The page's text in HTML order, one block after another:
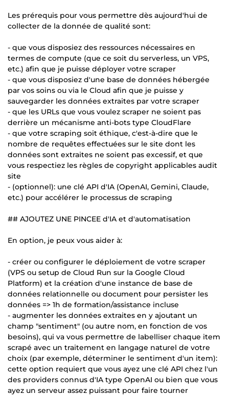
Les prérequis pour vous permettre dès aujourd'hui de
collecter de la donnée de qualité sont:
- que vous disposiez des ressources nécessaires en
termes de compute (que ce soit du serverless, un VPS,
etc.) afin que je puisse déployer votre scraper
- que vous disposiez d'une base de données hébergée
par vos soins ou via le Cloud afin que je puisse y
sauvegarder les données extraites par votre scraper
- que les URLs que vous voulez scraper ne soient pas
derrière un mécanisme anti-bots type CloudFlare
- que votre scraping soit éthique, c'est-à-dire que le
nombre de requêtes effectuées sur le site dont les
données sont extraites ne soient pas excessif, et que
vous respectiez les règles de copyright applicables audit
site
- (optionnel): une clé API d'IA (OpenAI, Gemini, Claude,
etc.) pour accélérer le processus de scraping
## AJOUTEZ UNE PINCEE d'IA et d'automatisation
En option, je peux vous aider à:
- créer ou configurer le déploiement de votre scraper
(VPS ou setup de Cloud Run sur la Google Cloud
Platform) et la création d'une instance de base de
données relationnelle ou document pour persister les
données => 1h de formation/assistance incluse
- augmenter les données extraites en y ajoutant un
champ "sentiment" (ou autre nom, en fonction de vos
besoins), qui va vous permettre de labelliser chaque item
scrapé avec un traitement en langage naturel de votre
choix (par exemple, déterminer le sentiment d'un item):
cette option requiert que vous ayez une clé API chez l'un
des providers connus d'IA type OpenAI ou bien que vous
ayez un serveur assez puissant pour faire tourner